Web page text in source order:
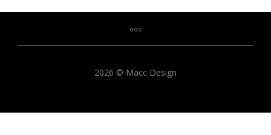
2026 © Macc Design